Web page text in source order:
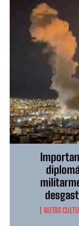
NOTAS